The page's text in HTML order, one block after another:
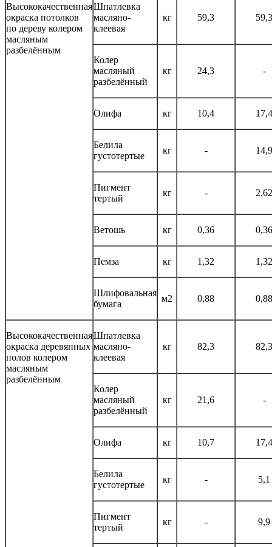
Высококачественная
окраска потолков
по дереву колером
масляным
разбелённым
Шпатлевка
масляно-
клеевая
кг 59,3 59,3
Колер
масляный
разбелённый
кг 24,3 -
Олифа кг 10,4 17,4
Белила
густотертые
кг - 14,9
Пигмент
тертый
кг - 2,62
Ветошь кг 0,36 0,36
Пемза кг 1,32 1,32
Шлифовальная
бумага
м2 0,88 0,88
Высококачественная
окраска деревянных
полов колером
масляным
разбелённым
Шпатлевка
масляно-
клеевая
кг 82,3 82,3
Колер
масляный
разбелённый
кг 21,6 -
Олифа кг 10,7 17,4
Белила
густотертые
кг - 5,1
Пигмент
тертый
кг - 9,9